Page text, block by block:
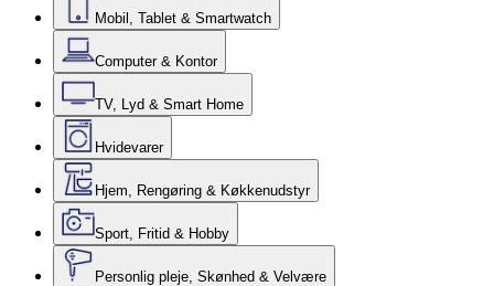
Mobil, Tablet & Smartwatch
Computer & Kontor
TV, Lyd & Smart Home
Hvidevarer
Hjem, Rengøring & Køkkenudstyr
Sport, Fritid & Hobby
Personlig pleje, Skønhed & Velvære